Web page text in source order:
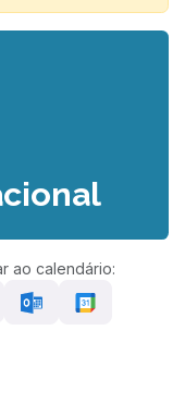
ao calendário: